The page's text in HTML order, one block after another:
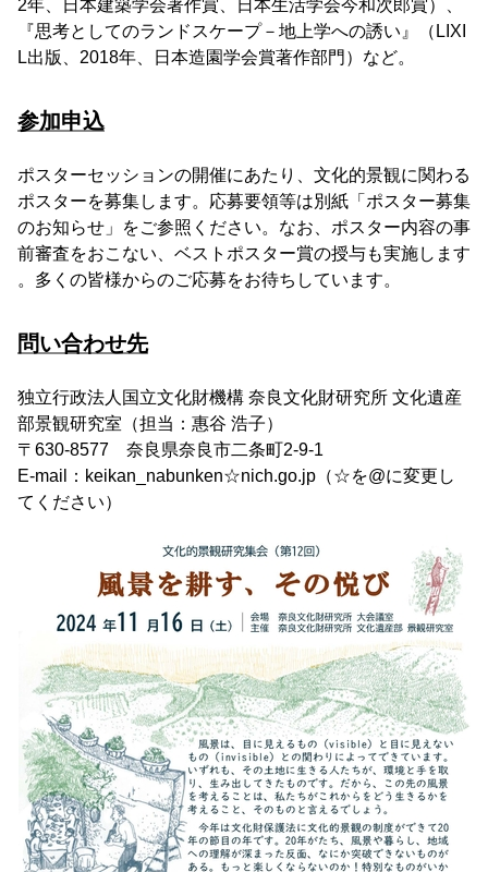
2年、日本建築学会著作賞、日本生活学会今和次郎賞）、
『思考としてのランドスケープ－地上学への誘い』（LIXI
L出版、2018年、日本造園学会賞著作部門）など。
参加申込
ポスターセッションの開催にあたり、文化的景観に関わる
ポスターを募集します。応募要領等は別紙「ポスター募集
のお知らせ」をご参照ください。なお、ポスター内容の事
前審査をおこない、ベストポスター賞の授与も実施します
。多くの皆様からのご応募をお待ちしています。
問い合わせ先
独立行政法人国立文化財機構 奈良文化財研究所 文化遺産
部景観研究室（担当：惠谷 浩子）
〒630-8577 奈良県奈良市二条町2-9-1
E-mail：keikan_nabunken☆nich.go.jp（☆を@に変更し
てください）